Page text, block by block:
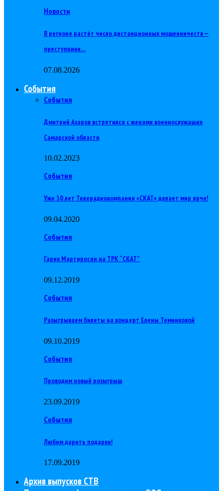
Новости
В регионе растёт число дистанционных мошенничеств —
преступники…
07.08.2026
События
События
Дмитрий Азаров встретился с женами военнослужащих
Самарской области
10.02.2023
События
Уже 30 лет Телерадиокомпания «СКАТ» делает мир ярче!
09.04.2020
События
Гарик Мартиросян на ТРК “СКАТ”
09.12.2019
События
Разыгрываем билеты на концерт Елены Темниковой
09.10.2019
События
Проводим новый розыгрыш
23.09.2019
События
Любим дарить подарки!
17.09.2019
Архив выпусков СТВ